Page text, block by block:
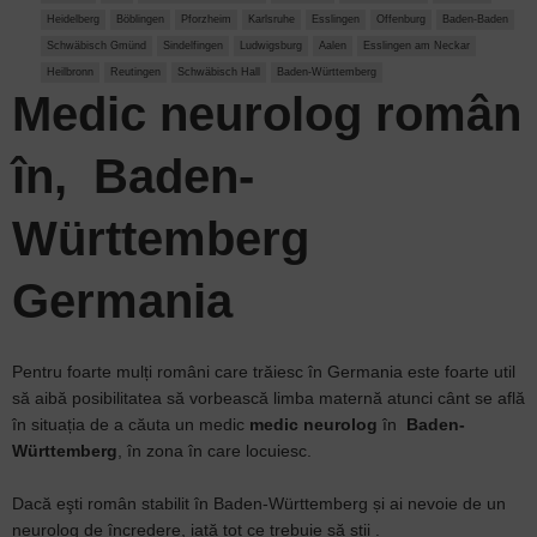
Heidelberg Böblingen Pforzheim Karlsruhe Esslingen Offenburg Baden-Baden
Schwäbisch Gmünd Sindelfingen Ludwigsburg Aalen Esslingen am Neckar
Heilbronn Reutingen Schwäbisch Hall Baden-Württemberg
Medic neurolog român
în, Baden-
Württemberg
Germania
Pentru foarte mulți români care trăiesc în Germania este foarte util
să aibă posibilitatea să vorbească limba maternă atunci cânt se află
în situația de a căuta un medic medic neurolog în Baden-
Württemberg , în zona în care locuiesc.
Dacă eşti român stabilit în Baden‑Württemberg și ai nevoie de un
neurolog de încredere, iată tot ce trebuie să știi .